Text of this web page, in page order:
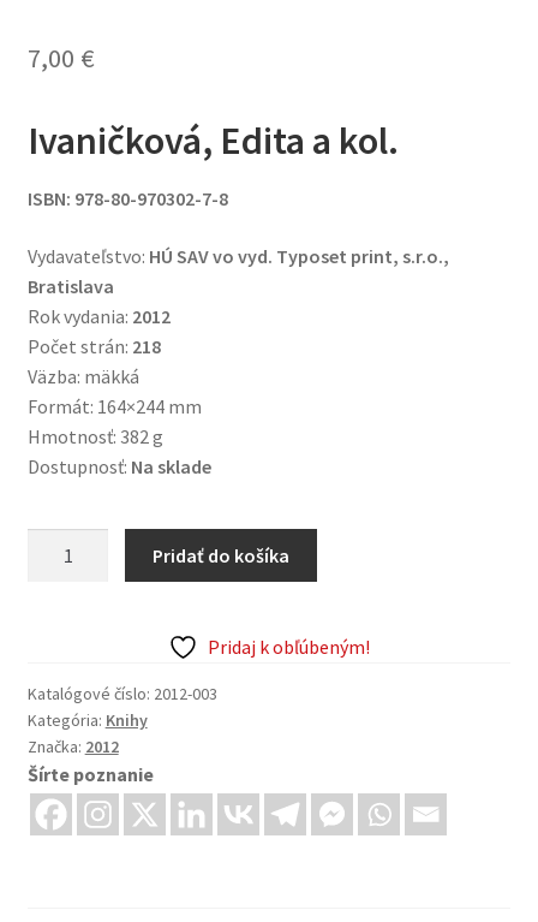
7,00 €
Ivaničková, Edita a kol.
ISBN: 978-80-970302-7-8
Vydavateľstvo: HÚ SAV vo vyd. Typoset print, s.r.o.,
Bratislava
Rok vydania: 2012
Počet strán: 218
Väzba: mäkká
Formát: 164×244 mm
Hmotnosť: 382 g
Dostupnosť: Na sklade
1945
v
medzinárodných
súvislostiach
Pridať do košíka
Pridaj k obľúbeným!
Katalógové číslo: 2012-003
Kategória: Knihy
Značka: 2012
Šírte poznanie